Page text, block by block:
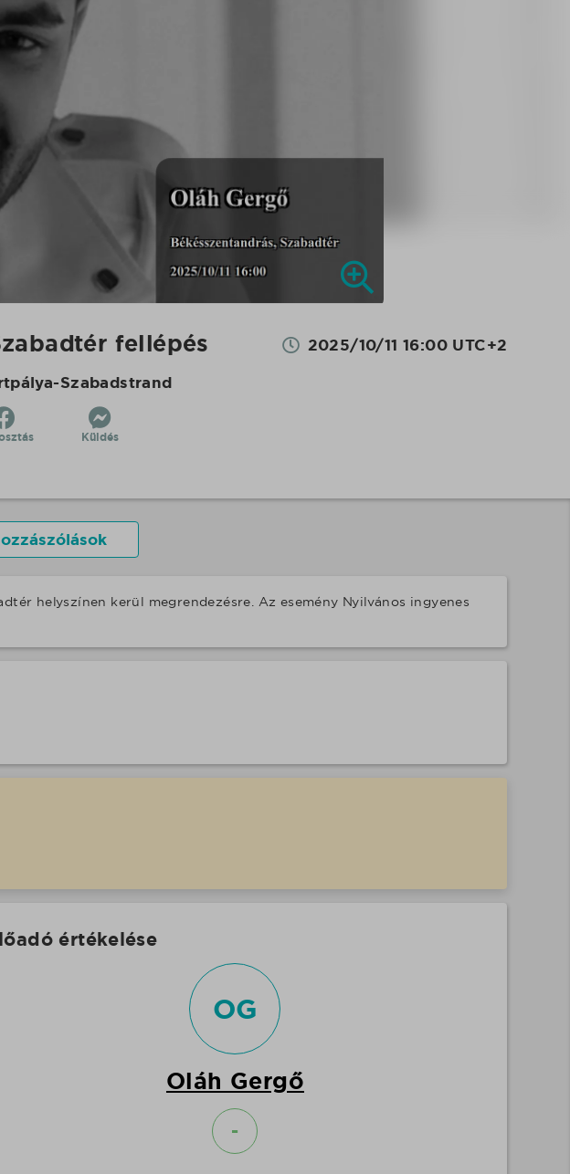
fellépés
2025/10/11 16:00 UTC+2
Szabadstrand
Küldés
helyszínen kerül megrendezésre. Az esemény Nyilvános ingyenes
értékelése
OG
Oláh Gergő
-